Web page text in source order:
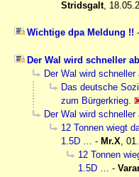
Stridsgalt,
Wichtige dpa Meldung !! -
Der Wal wird schneller
Der Wal wird
Das deutsche
zum Bürgerkrieg.
Der Wal wird
12 Tonnen wiegt
1.5D …
- Mr.X
12 Tonnen
1.5D …
-